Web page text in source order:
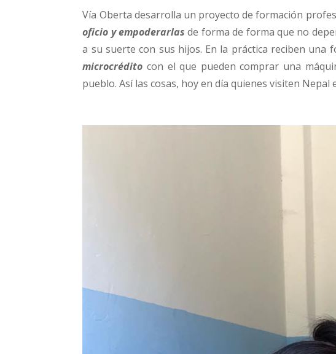
Vía Oberta desarrolla un proyecto de formación
oficio y empoderarlas de forma de forma que no
a su suerte con sus hijos. En la práctica reciben una
microcréditocon el que pueden comprar una
pueblo. Así las cosas, hoy en día quienes visiten